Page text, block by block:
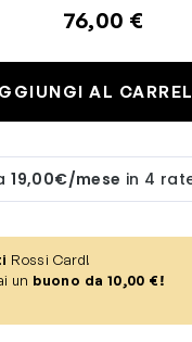
76,00 €
AL
Rossi Card!
un buono da 10,00 €!